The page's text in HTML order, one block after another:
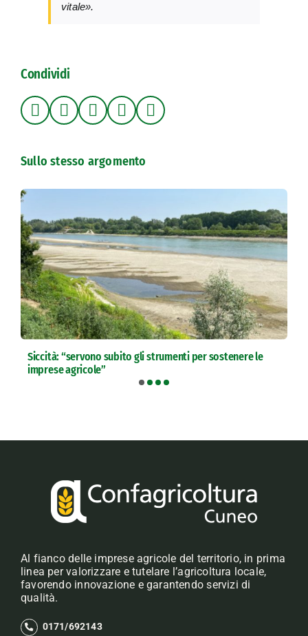
vitale».
Condividi
Sullo stesso argomento
Siccità: “servono subito gli strumenti per sostenere le
imprese agricole”
Al fianco delle imprese agricole del territorio, in prima
linea per valorizzare e tutelare l’agricoltura locale,
favorendo innovazione e garantendo servizi di
qualità.
0171/692143